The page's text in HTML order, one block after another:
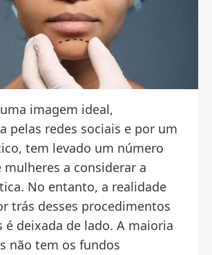
imagem ideal,
pelas redes sociais e por um
tem levado um número
mulheres a considerar a
No entanto, a realidade
trás desses procedimentos
é deixada de lado. A maioria
não tem os fundos